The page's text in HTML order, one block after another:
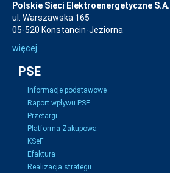
Polskie Sieci Elektroenergetyczne S.A.
ul. Warszawska 165
05-520 Konstancin-Jeziorna
więcej
PSE
Informacje podstawowe
Raport wpływu PSE
Przetargi
Platforma Zakupowa
KSeF
Efaktura
Realizacja strategii